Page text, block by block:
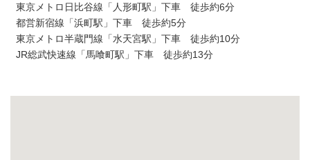
東京メトロ日比谷線「人形町駅」下車 徒歩約6分
都営新宿線「浜町駅」下車 徒歩約5分
東京メトロ半蔵門線「水天宮駅」下車 徒歩約10分
JR総武快速線「馬喰町駅」下車 徒歩約13分